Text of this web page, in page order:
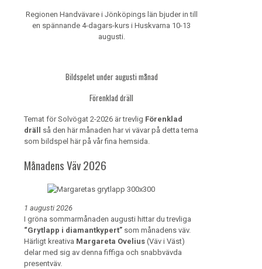
Regionen Handvävare i Jönköpings län bjuder in till
en spännande 4-dagars-kurs i Huskvarna 10-13
augusti.
Bildspelet under augusti månad
Förenklad dräll
Temat för Solvögat 2-2026 är trevlig Förenklad
dräll
så den här månaden har vi vävar på detta tema
som bildspel här på vår fina hemsida.
Månadens Väv 2026
1 augusti 2026
I gröna sommarmånaden augusti hittar du trevliga
“Grytlapp i diamantkypert” som månadens väv.
Härligt kreativa Margareta Ovelius (Väv i Väst)
delar med sig av denna fiffiga och snabbvävda
presentväv.